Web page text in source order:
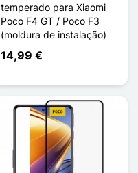
temperado para Xiaomi
Poco F4 GT / Poco F3
(moldura de instalação)
14,99 €